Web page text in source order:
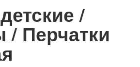
/
Перчатки